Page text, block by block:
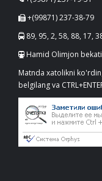
+(99871) 237-38-79
89, 95, 2, 58, 88, 17,
Hamid Olimjon bekati
Matnda xatolikni
belgilang va